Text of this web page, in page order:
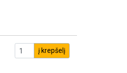
į krepšelį